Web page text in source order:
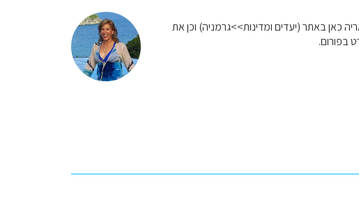
כאן באתר (יעדים ומדינות>>גרמניה) וכן את
בפורום.